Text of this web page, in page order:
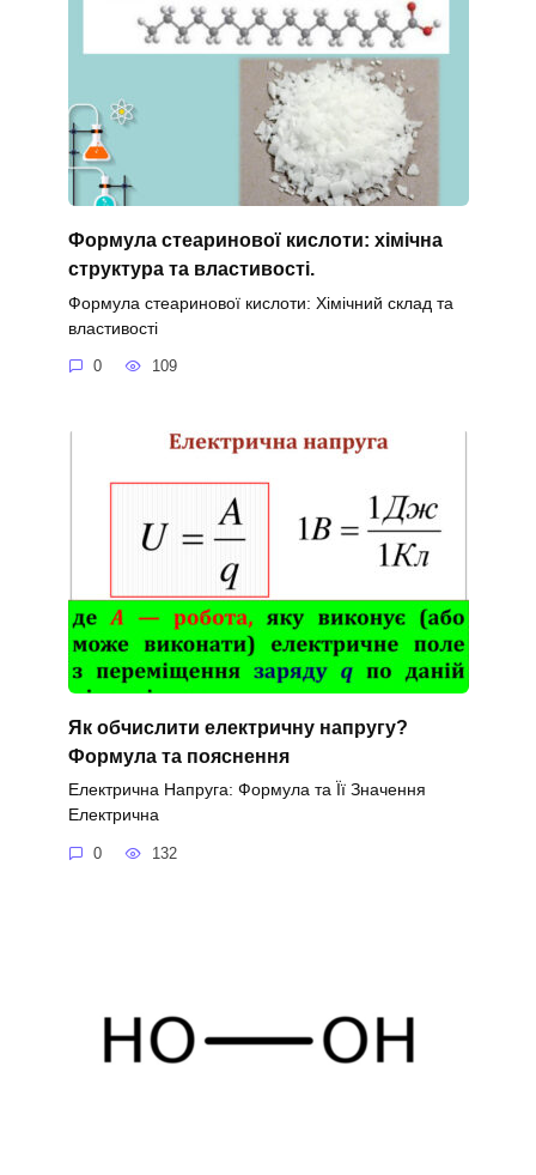
Формула стеаринової кислоти: хімічна
структура та властивості.
Формула стеаринової кислоти: Хімічний склад та
властивості
0 109
Як обчислити електричну напругу?
Формула та пояснення
Електрична Напруга: Формула та Її Значення
Електрична
0 132